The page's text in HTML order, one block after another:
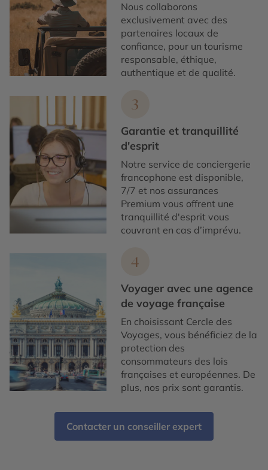
Nous collaborons
exclusivement avec des
partenaires locaux de
confiance, pour un tourisme
responsable, éthique,
authentique et de qualité.
3
Garantie et tranquillité
d'esprit
Notre service de conciergerie
francophone est disponible,
7/7 et nos assurances
Premium vous offrent une
tranquillité d'esprit vous
couvrant en cas d’imprévu.
4
Voyager avec une agence
de voyage française
En choisissant Cercle des
Voyages, vous bénéficiez de la
protection des
consommateurs des lois
françaises et européennes. De
plus, nos prix sont garantis.
Contacter un conseiller expert